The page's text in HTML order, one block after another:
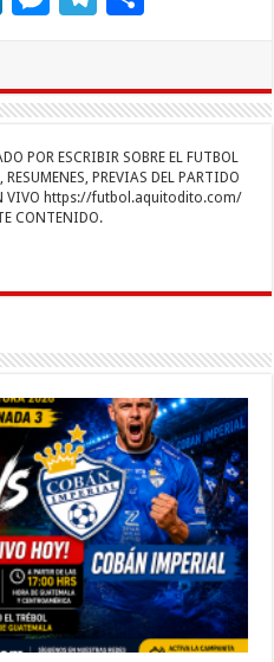
e
dI
n
n
g
er
gr
a
m
p
ar
ti
POR ESCRIBIR SOBRE EL FUTBOL
PREVIAS DEL PARTIDO
VIVO https://futbol.aquitodito.com/
CONTENIDO.